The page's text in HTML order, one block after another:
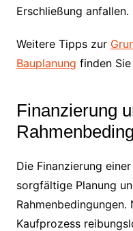
Erschließung anfallen.
Weitere Tipps zur
Bauplanung finden Sie
Finanzierung
Die Finanzierung
sorgfältige Planung
Kaufprozess